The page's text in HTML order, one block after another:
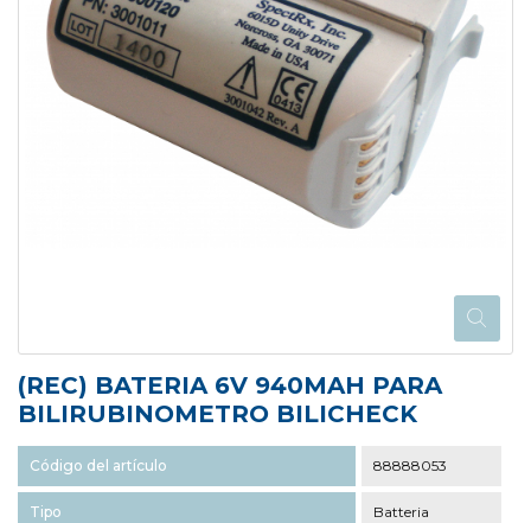
(REC) BATERIA 6V 940MAH PARA
BILIRUBINOMETRO BILICHECK
Código del artículo 88888053
Tipo Batteria